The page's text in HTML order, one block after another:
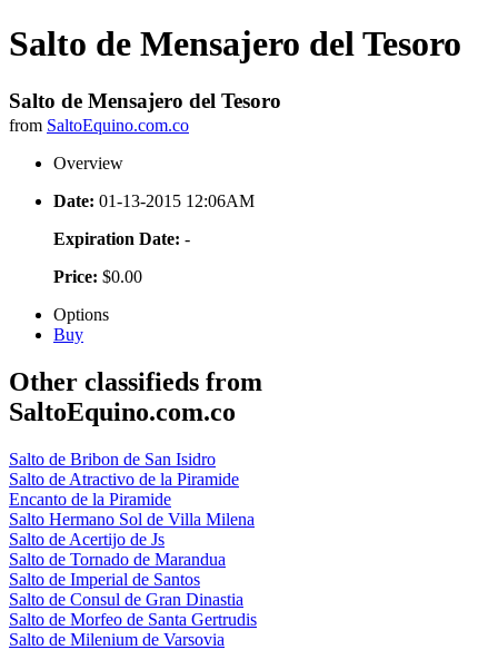
Salto de Mensajero del Tesoro
Salto de Mensajero del Tesoro
from SaltoEquino.com.co
Overview
Date: 01-13-2015 12:06AM
Expiration Date: -
Price: $0.00
Options
Buy
Other classifieds from
SaltoEquino.com.co
Salto de Bribon de San Isidro
Salto de Atractivo de la Piramide
Encanto de la Piramide
Salto Hermano Sol de Villa Milena
Salto de Acertijo de Js
Salto de Tornado de Marandua
Salto de Imperial de Santos
Salto de Consul de Gran Dinastia
Salto de Morfeo de Santa Gertrudis
Salto de Milenium de Varsovia